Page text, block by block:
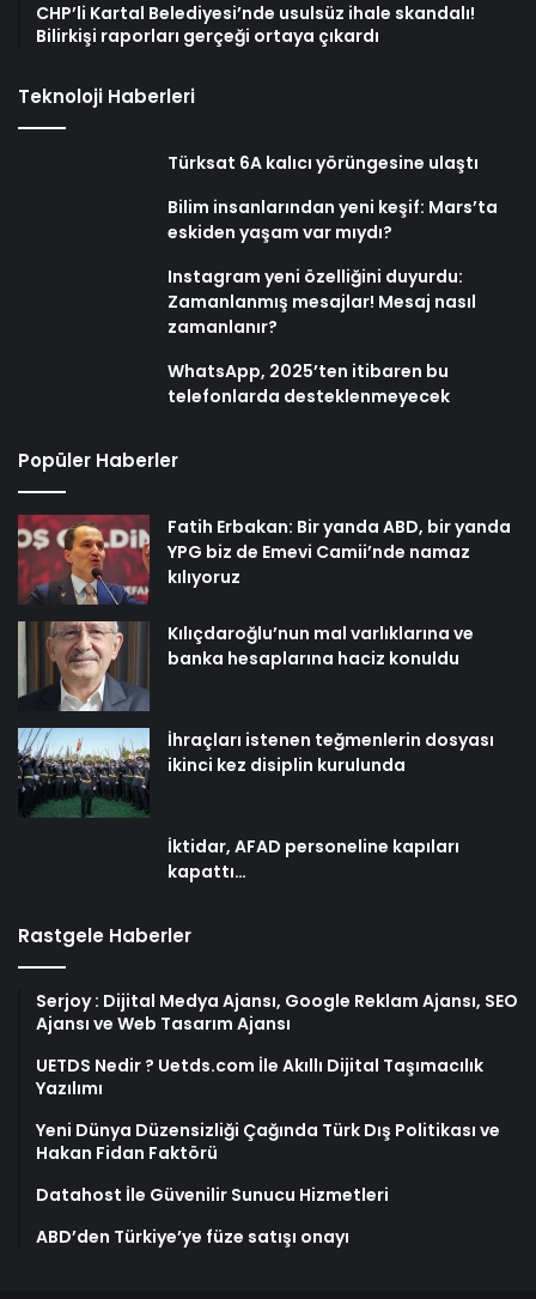
CHP’li Kartal Belediyesi’nde usulsüz ihale skandalı!
Bilirkişi raporları gerçeği ortaya çıkardı
Teknoloji Haberleri
Türksat 6A kalıcı yörüngesine ulaştı
Bilim insanlarından yeni keşif: Mars’ta
eskiden yaşam var mıydı?
Instagram yeni özelliğini duyurdu:
Zamanlanmış mesajlar! Mesaj nasıl
zamanlanır?
WhatsApp, 2025’ten itibaren bu
telefonlarda desteklenmeyecek
Popüler Haberler
Fatih Erbakan: Bir yanda ABD, bir yanda
YPG biz de Emevi Camii’nde namaz
kılıyoruz
Kılıçdaroğlu’nun mal varlıklarına ve
banka hesaplarına haciz konuldu
İhraçları istenen teğmenlerin dosyası
ikinci kez disiplin kurulunda
İktidar, AFAD personeline kapıları
kapattı…
Rastgele Haberler
Serjoy : Dijital Medya Ajansı, Google Reklam Ajansı, SEO
Ajansı ve Web Tasarım Ajansı
UETDS Nedir ? Uetds.com İle Akıllı Dijital Taşımacılık
Yazılımı
Yeni Dünya Düzensizliği Çağında Türk Dış Politikası ve
Hakan Fidan Faktörü
Datahost İle Güvenilir Sunucu Hizmetleri
ABD’den Türkiye’ye füze satışı onayı